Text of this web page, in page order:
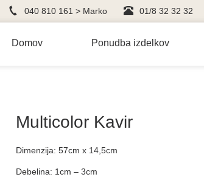
040 810 161 > Marko 01/8 32 32 32
Domov Ponudba izdelkov
Multicolor Kavir
Dimenzija: 57cm x 14,5cm
Debelina: 1cm – 3cm